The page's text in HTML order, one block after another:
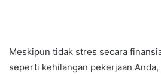
Meskipun tidak stres secara
seperti kehilangan pekerjaan